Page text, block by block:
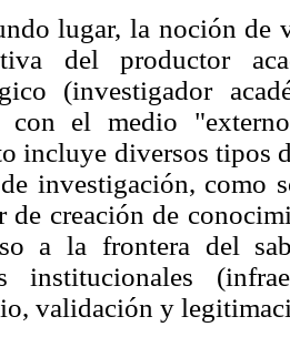
lugar, la noción de
del productor
(investigador
con el medio
incluye diversos tipos
investigación, como
de creación de
a la frontera del
institucionales
validación y